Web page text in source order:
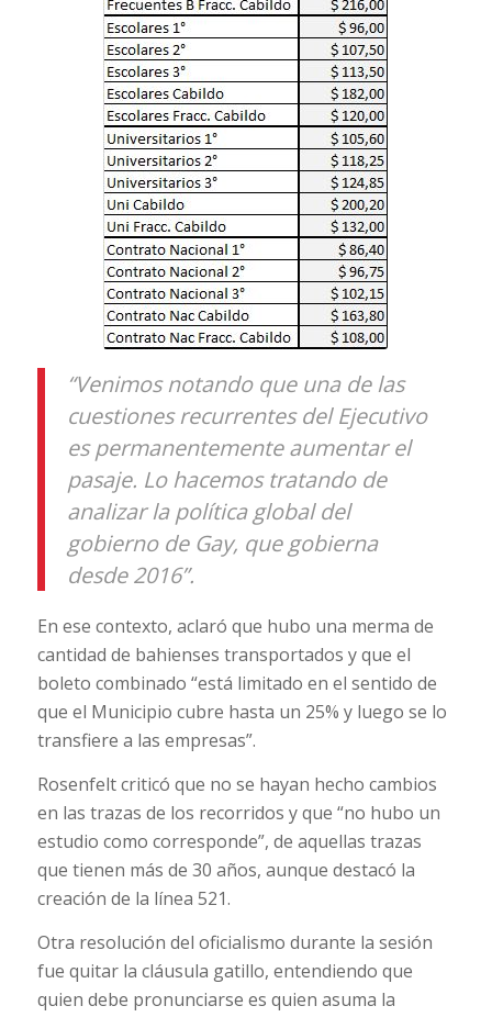
“Venimos notando que una de las
cuestiones recurrentes del Ejecutivo
es permanentemente aumentar el
pasaje. Lo hacemos tratando de
analizar la política global del
gobierno de Gay, que gobierna
desde 2016”.
En ese contexto, aclaró que hubo una merma de
cantidad de bahienses transportados y que el
boleto combinado “está limitado en el sentido de
que el Municipio cubre hasta un 25% y luego se lo
transfiere a las empresas”.
Rosenfelt criticó que no se hayan hecho cambios
en las trazas de los recorridos y que “no hubo un
estudio como corresponde”, de aquellas trazas
que tienen más de 30 años, aunque destacó la
creación de la línea 521.
Otra resolución del oficialismo durante la sesión
fue quitar la cláusula gatillo, entendiendo que
quien debe pronunciarse es quien asuma la